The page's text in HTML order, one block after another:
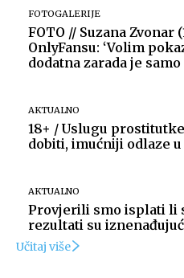
FOTOGALERIJE
FOTO // Suzana Zvonar
OnlyFansu: ‘Volim
dodatna zarada je samo
AKTUALNO
18+ / Uslugu
dobiti, imućniji odlaze
AKTUALNO
Provjerili smo isplati li
rezultati su
Učitaj više